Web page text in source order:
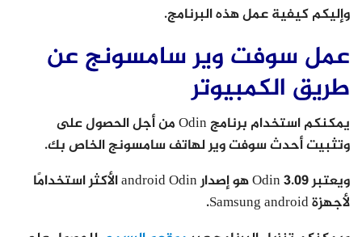
وإليكم كيفية عمل هذه البرنامج.
عمل سوفت وير سامسونج عن
طريق الكمبيوتر
يمكنكم استخدام برنامج Odin من أجل الحصول على
وتثبيت أحدث سوفت وير لهاتف سامسونج الخاص بك.
ويعتبر Odin 3.09 هو إصدار android Odin الأكثر استخدامًا
لأجهزة Samsung android.